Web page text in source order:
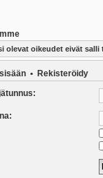
olevat oikeudet eivät
• Rekisteröidy